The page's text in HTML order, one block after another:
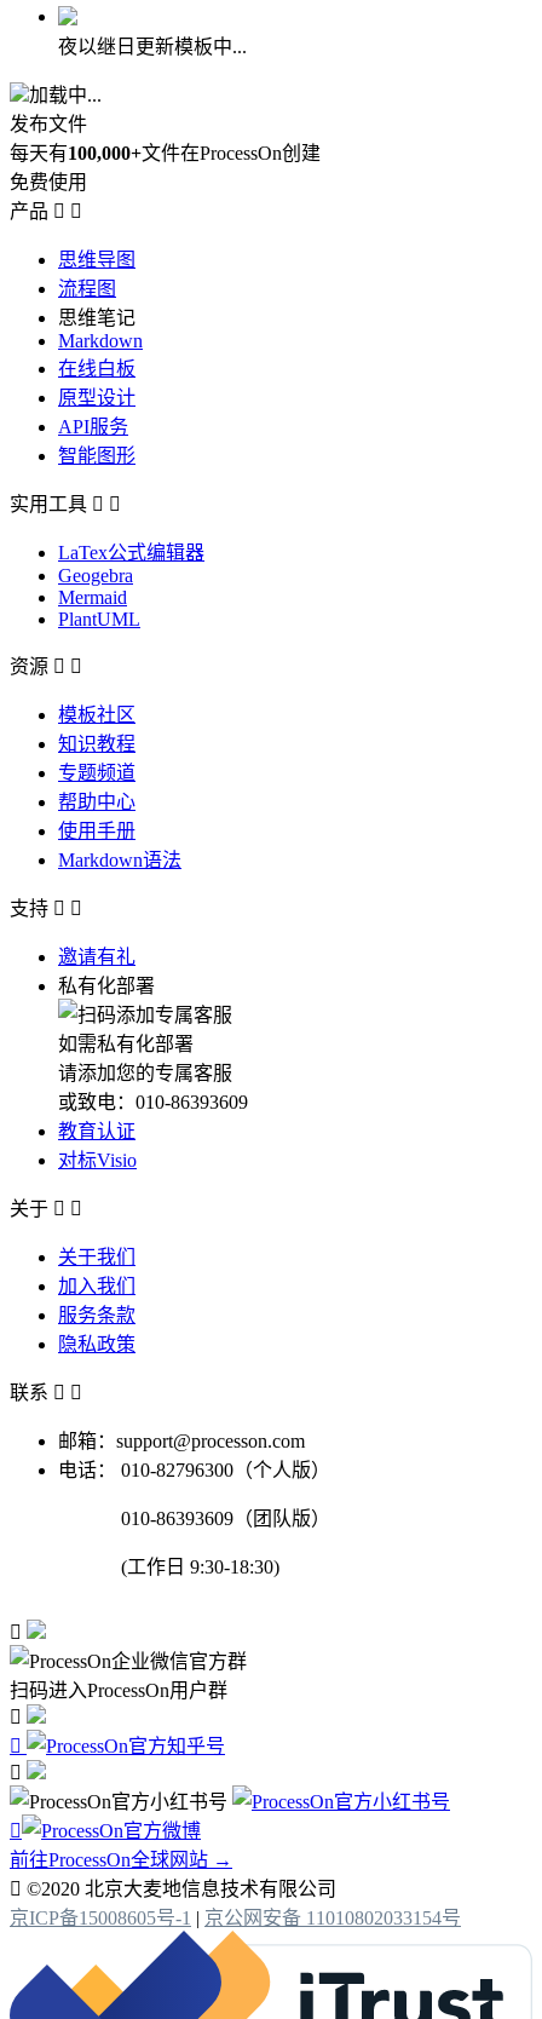
夜以继日更新模板中...
加载中...
发布文件
每天有100,000+文件在ProcessOn创建
免费使用
产品  
思维导图
流程图
思维笔记
Markdown
在线白板
原型设计
API服务
智能图形
实用工具  
LaTex公式编辑器
Geogebra
Mermaid
PlantUML
资源  
模板社区
知识教程
专题频道
帮助中心
使用手册
Markdown语法
支持  
邀请有礼
私有化部署
如需私有化部署
请添加您的专属客服
或致电：010-86393609
教育认证
对标Visio
关于  
关于我们
加入我们
服务条款
隐私政策
联系  
邮箱：support@processon.com
电话：
010-82796300（个人版）
010-86393609（团队版）
(工作日 9:30-18:30)

扫码进入ProcessOn用户群




前往ProcessOn全球网站 →
 ©2020 北京大麦地信息技术有限公司
京ICP备15008605号-1 | 京公网安备 11010802033154号